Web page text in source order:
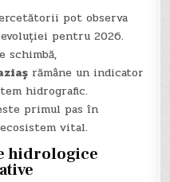
pot observa
pentru 2026.
schimbă,
rămâne un indicator
hidrografic.
primul pas în
vital.
hidrologice